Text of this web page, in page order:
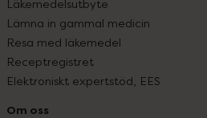
Läkemedelsutbyte
Lämna in gammal medicin
Resa med läkemedel
Receptregistret
Elektroniskt expertstöd, EES
Om oss